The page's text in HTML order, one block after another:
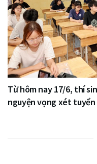
Từ hôm nay 17/6, thí
nguyện vọng xét tuyển